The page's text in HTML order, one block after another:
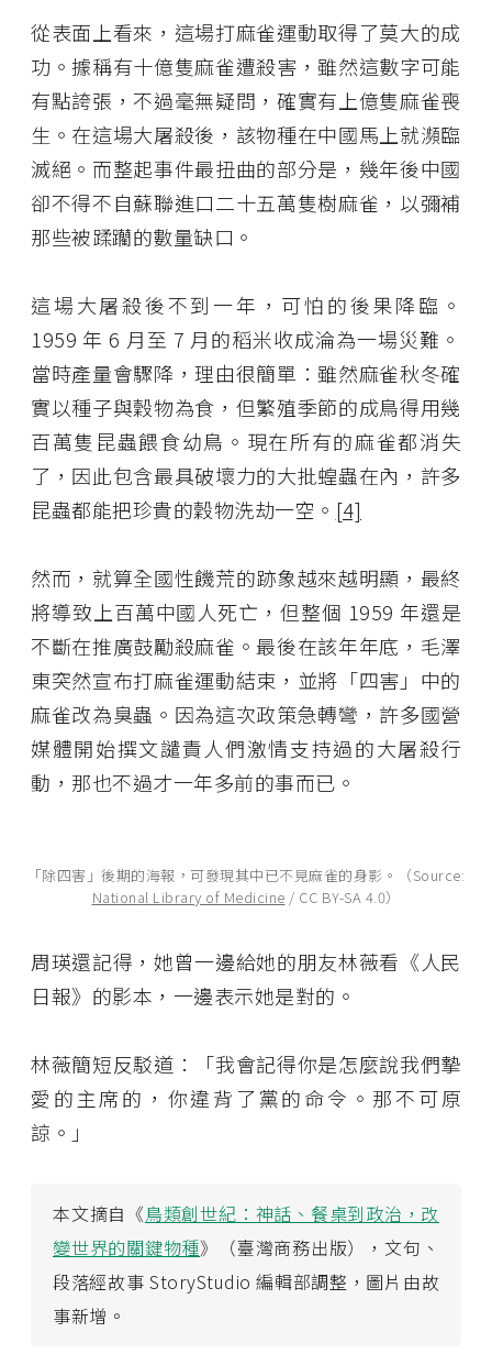
從表面上看來，這場打麻雀運動取得了莫大的成
功。據稱有十億隻麻雀遭殺害，雖然這數字可能
有點誇張，不過毫無疑問，確實有上億隻麻雀喪
生。在這場大屠殺後，該物種在中國馬上就瀕臨
滅絕。而整起事件最扭曲的部分是，幾年後中國
卻不得不自蘇聯進口二十五萬隻樹麻雀，以彌補
那些被蹂躪的數量缺口。
這場大屠殺後不到一年，可怕的後果降臨。
1959 年 6 月至 7 月的稻米收成淪為一場災難。
當時產量會驟降，理由很簡單：雖然麻雀秋冬確
實以種子與穀物為食，但繁殖季節的成鳥得用幾
百萬隻昆蟲餵食幼鳥。現在所有的麻雀都消失
了，因此包含最具破壞力的大批蝗蟲在內，許多
昆蟲都能把珍貴的穀物洗劫一空。 [4]
然而，就算全國性饑荒的跡象越來越明顯，最終
將導致上百萬中國人死亡，但整個 1959 年還是
不斷在推廣鼓勵殺麻雀。最後在該年年底，毛澤
東突然宣布打麻雀運動結束，並將「四害」中的
麻雀改為臭蟲。因為這次政策急轉彎，許多國營
媒體開始撰文譴責人們激情支持過的大屠殺行
動，那也不過才一年多前的事而已。
「除四害」後期的海報，可發現其中已不見麻雀的身影。（Source:
National Library of Medicine / CC BY-SA 4.0）
周瑛還記得，她曾一邊給她的朋友林薇看《人民
日報》的影本，一邊表示她是對的。
林薇簡短反駁道：「我會記得你是怎麼說我們摯
愛的主席的，你違背了黨的命令。那不可原
諒。」
本文摘自《鳥類創世紀：神話、餐桌到政治，改
變世界的關鍵物種》（臺灣商務出版），文句、
段落經故事 StoryStudio 編輯部調整，圖片由故
事新增。